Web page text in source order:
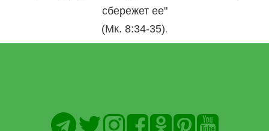
сбережет ее"
(Мк. 8:34-35).